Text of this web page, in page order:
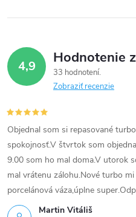
k
y
v
p
i
s
u
4,9 Hodnotenie
33 hodnotení
Zobraziť recenzie
Martin Vitáliš
Objednal som si repasované
spokojnosť.V štvrtok som
9.00 som ho mal doma.V utorok
mal vrátenu zálohu.Nové turbo
porcelánová váza,úplne